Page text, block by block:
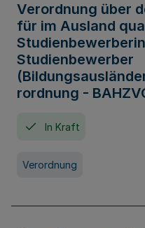
Verordnung über
für im Ausland
Studienbewerber
rordnung -
In Kraft
Verordnung